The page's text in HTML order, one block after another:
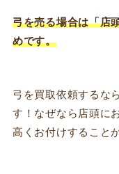
弓を売る場合は「店
めです。
弓を買取依頼するな
す！なぜなら店頭に
高くお付けすること